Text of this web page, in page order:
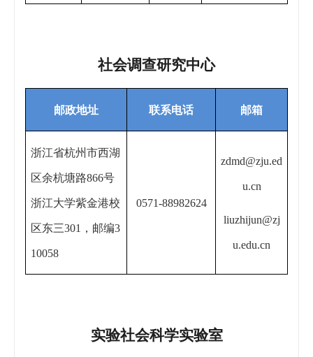
社会调查研究中心
邮政地址 联系电话 邮箱
浙江省杭州市西湖
区余杭塘路866号
浙江大学紫金港校
区东三301，邮编3
10058
0571-88982624
zdmd@zju.ed
u.cn
liuzhijun@zj
u.edu.cn
实验社会科学实验室